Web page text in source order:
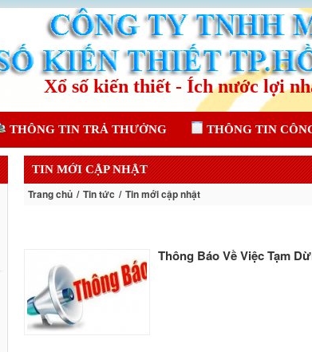
THÔNG TIN TRẢ THƯỞNG THÔNG TIN
TIN MỚI CẬP NHẬT
Trang chủ Tin tức Tin mới cập nhật
Thông Báo Về Việc Tạm